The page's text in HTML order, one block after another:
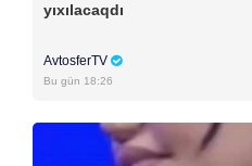
yıxılacaqdı
AvtosferTV
Bu gün 18:26